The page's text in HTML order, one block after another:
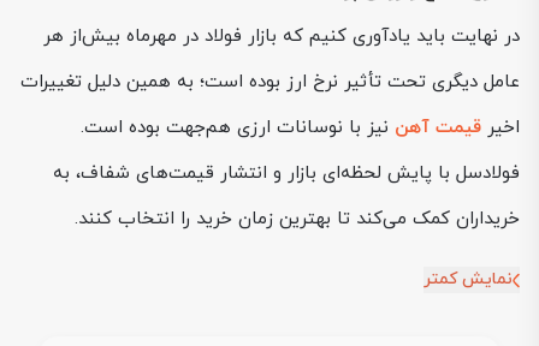
در نهایت باید یادآوری کنیم که بازار فولاد در مهرماه بیش‌از هر
عامل دیگری تحت تأثیر نرخ ارز بوده است؛ به همین دلیل تغییرات
اخیر قیمت آهن نیز با نوسانات ارزی هم‌جهت بوده است.
فولادسل با پایش لحظه‌ای بازار و انتشار قیمت‌های شفاف، به
خریداران کمک می‌کند تا بهترین زمان خرید را انتخاب کنند.
نمایش کمتر